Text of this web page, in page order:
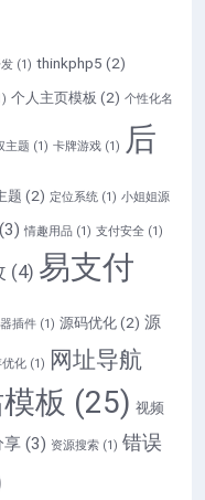
(1) thinkphp5 (2)
个人主页模板 (2) 个性化名
主题 (1) 卡牌游戏 (1)
后
题 (2) 定位系统 (1) 小姐姐源
(3) 情趣用品 (1) 支付安全 (1)
(4) 易支付
插件 (1) 源码优化 (2) 源
化 (1)
网址导航
板 (25) 视频
享 (3) 资源搜索 (1) 错误